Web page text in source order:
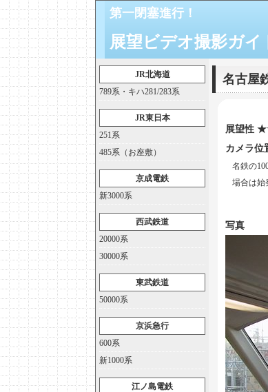
第一閉塞進行！
展望ビデオ撮影ガイ
JR北海道
789系・キハ281/283系
JR東日本
251系
485系（お座敷）
京成電鉄
新3000系
西武鉄道
20000系
30000系
東武鉄道
50000系
京浜急行
600系
新1000系
江ノ島電鉄
名古屋
展望性
カメラ
名鉄の
場合は始
写真